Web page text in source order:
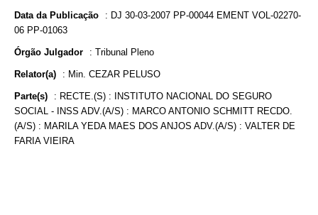
Data da Publicação : DJ 30-03-2007 PP-00044 EMENT VOL-02270-
06 PP-01063
Órgão Julgador : Tribunal Pleno
Relator(a) : Min. CEZAR PELUSO
Parte(s) : RECTE.(S) : INSTITUTO NACIONAL DO SEGURO
SOCIAL - INSS ADV.(A/S) : MARCO ANTONIO SCHMITT RECDO.
(A/S) : MARILA YEDA MAES DOS ANJOS ADV.(A/S) : VALTER DE
FARIA VIEIRA